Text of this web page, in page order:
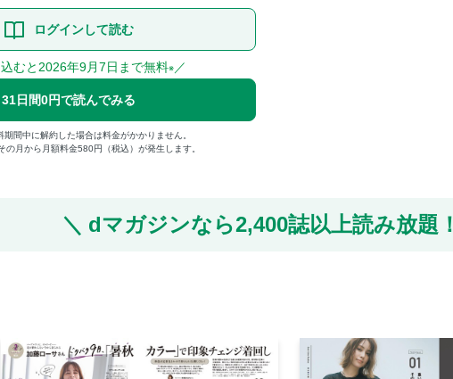
ログインして読む
むと2026年9月7日まで無料※ ／
31日間0円で読んでみる
期間中に解約した場合は料金がかかりません。
の月から月額料金580円（税込）が発生します。
dマガジンなら2,400誌以上読み放題！